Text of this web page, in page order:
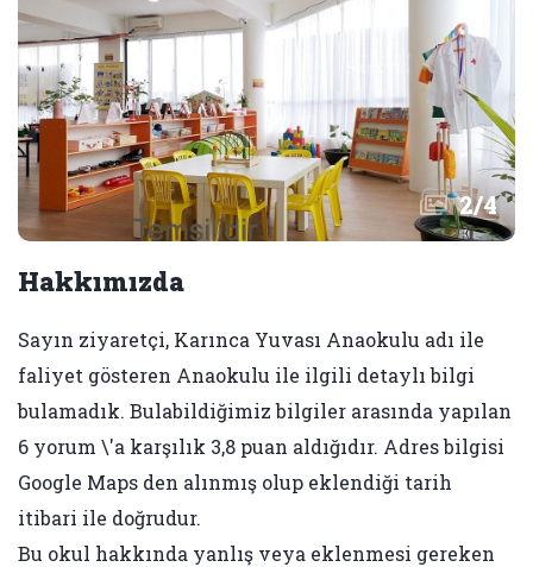
2/4
Hakkımızda
Sayın ziyaretçi, Karınca Yuvası Anaokulu adı ile
faliyet gösteren Anaokulu ile ilgili detaylı bilgi
bulamadık. Bulabildiğimiz bilgiler arasında yapılan
6 yorum \'a karşılık 3,8 puan aldığıdır. Adres bilgisi
Google Maps den alınmış olup eklendiği tarih
itibari ile doğrudur.
Bu okul hakkında yanlış veya eklenmesi gereken